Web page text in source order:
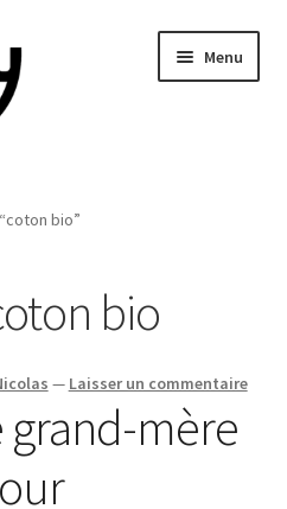
Menu
bio”
bio
— Laisser un commentaire
grand-mère